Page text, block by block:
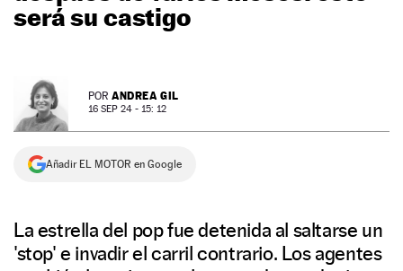
NEWSLETTER
será su castigo
POR ANDREA GIL
16 SEP 24 - 15: 12
Añadir EL MOTOR en Google
La estrella del pop fue detenida al saltarse un
'stop' e invadir el carril contrario. Los agentes